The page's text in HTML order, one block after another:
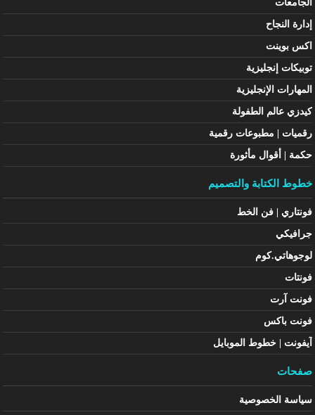
الجامعات
إدارة النجاح
اكس بوينت
توبيكات إنجليزية
المهارات الإنجليزية
كيدزي عالم الطفولة
رقميات | مطبوعات رقمية
حكمة | أقوال مأثورة
خطوط الكتابة والتصميم
فونتاري | فن الخط
جرافيكي
لوجوهاتي.كوم
فونتات
فونت آرت
فونت باكس
آيفونت | خطوط الموبايل
صفحات
سياسة الخصوصية